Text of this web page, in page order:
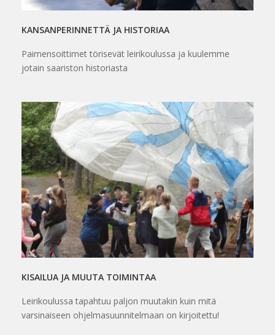
KANSANPERINNETTÄ JA HISTORIAA
Paimensoittimet törisevät leirikoulussa ja kuulemme
jotain saariston historiasta
KISAILUA JA MUUTA TOIMINTAA
Leirikoulussa tapahtuu paljon muutakin kuin mitä
varsinaiseen ohjelmasuunnitelmaan on kirjoitettu!